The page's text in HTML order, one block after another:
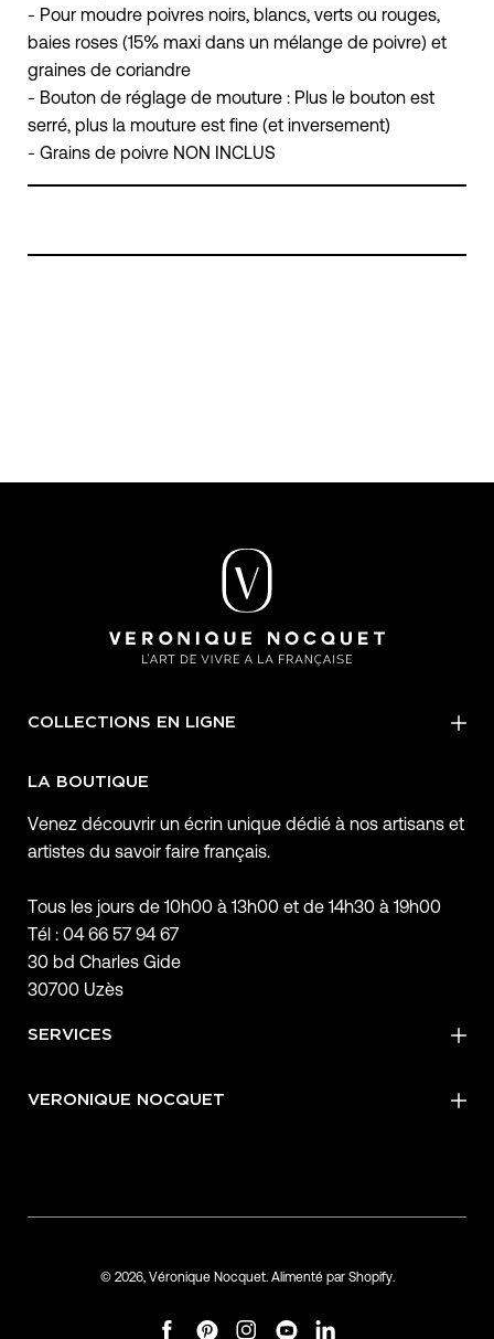
- Pour moudre poivres noirs, blancs, verts ou rouges,
baies roses (15% maxi dans un mélange de poivre) et
graines de coriandre
- Bouton de réglage de mouture : Plus le bouton est
serré, plus la mouture est fine (et inversement)
- Grains de poivre NON INCLUS
COLLECTIONS EN LIGNE
LA BOUTIQUE
Venez découvrir un écrin unique dédié à nos artisans et
artistes du savoir faire français.
Tous les jours de 10h00 à 13h00 et de 14h30 à 19h00
Tél : 04 66 57 94 67
30 bd Charles Gide
30700 Uzès
SERVICES
VERONIQUE NOCQUET
© 2026, Véronique Nocquet. Alimenté par Shopify.